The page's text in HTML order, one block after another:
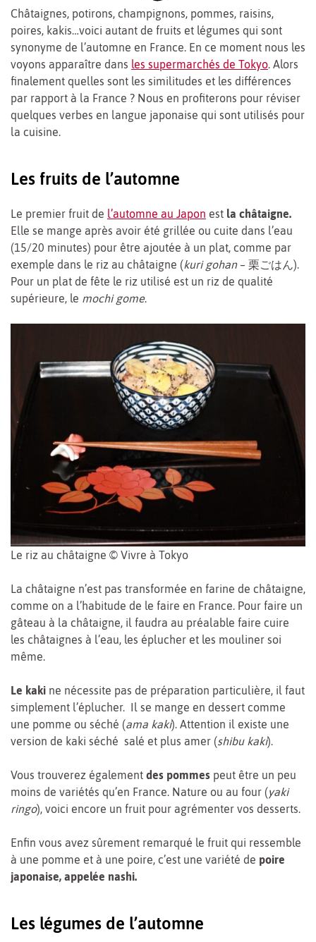
Châtaignes, potirons, champignons, pommes, raisins,
poires, kakis…voici autant de fruits et légumes qui sont
synonyme de l’automne en France. En ce moment nous les
voyons apparaître dans les supermarchés de Tokyo. Alors
finalement quelles sont les similitudes et les différences
par rapport à la France ? Nous en profiterons pour réviser
quelques verbes en langue japonaise qui sont utilisés pour
la cuisine.
Les fruits de l’automne
Le premier fruit de l’automne au Japon est la châtaigne.
Elle se mange après avoir été grillée ou cuite dans l’eau
(15/20 minutes) pour être ajoutée à un plat, comme par
exemple dans le riz au châtaigne (kuri gohan– 栗ごはん).
Pour un plat de fête le riz utilisé est un riz de qualité
supérieure, le mochi gome.
Le riz au châtaigne © Vivre à Tokyo
La châtaigne n’est pas transformée en farine de châtaigne,
comme on a l’habitude de le faire en France. Pour faire un
gâteau à la châtaigne, il faudra au préalable faire cuire
les châtaignes à l’eau, les éplucher et les mouliner soi
même.
Le kaki ne nécessite pas de préparation particulière, il faut
simplement l’éplucher. Il se mange en dessert comme
une pomme ou séché (ama kaki). Attention il existe une
version de kaki séché salé et plus amer (shibu kaki).
Vous trouverez également des pommes peut être un peu
moins de variétés qu’en France. Nature ou au four (yaki
ringo), voici encore un fruit pour agrémenter vos desserts.
Enfin vous avez sûrement remarqué le fruit qui ressemble
à une pomme et à une poire, c’est une variété de poire
japonaise, appelée nashi.
Les légumes de l’automne